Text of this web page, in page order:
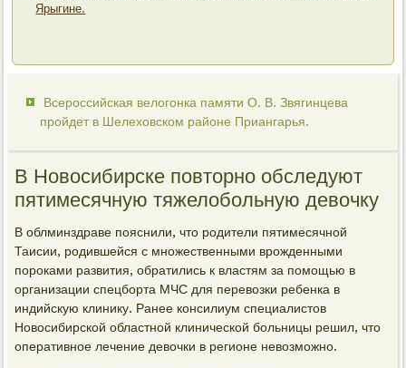
Ярыгине.
Всероссийская велогонка памяти О. В. Звягинцева
пройдет в Шелеховском районе Приангарья.
В Новосибирске повторно обследуют
пятимесячную тяжелобольную девочку
В облминздраве пояснили, что родители пятимесячной
Таисии, родившейся с множественными врожденными
пороками развития, обратились к властям за помощью в
организации спецборта МЧС для перевозки ребенка в
индийскую клинику. Ранее консилиум специалистов
Новосибирской областной клинической больницы решил, что
оперативное лечение девочки в регионе невозможно.